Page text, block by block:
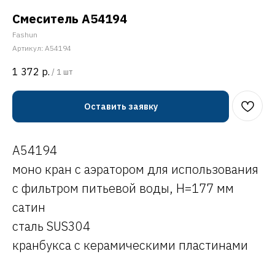
Смеситель A54194
Fashun
Артикул: A54194
1 372 р. / 1 шт
Оставить заявку
A54194
моно кран с аэратором для использования
с фильтром питьевой воды, H=177 мм
сатин
сталь SUS304
кранбукса с керамическими пластинами